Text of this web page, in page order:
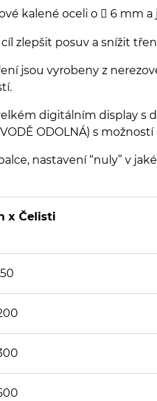
kalené oceli o  6 mm a
zlepšit posuv a snížit
jsou vyrobeny z
digitálním display s
ODOLNÁ) s
nastavení “nuly” v
x Čelisti